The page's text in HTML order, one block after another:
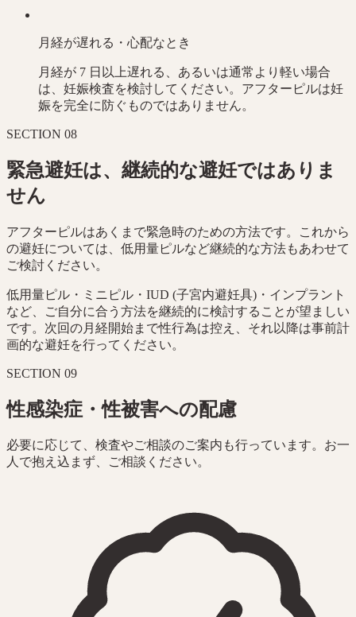
月経が遅れる・心配なとき
月経が 7 日以上遅れる、あるいは通常より軽い場合
は、妊娠検査を検討してください。アフターピルは妊
娠を完全に防ぐものではありません。
SECTION 08
緊急避妊は、継続的な避妊ではありま
せん
アフターピルはあくまで緊急時のための方法です。これから
の避妊については、低用量ピルなど継続的な方法もあわせて
ご検討ください。
低用量ピル・ミニピル・IUD (子宮内避妊具)・インプラント
など、ご自分に合う方法を継続的に検討することが望ましい
です。次回の月経開始まで性行為は控え、それ以降は事前計
画的な避妊を行ってください。
SECTION 09
性感染症・性被害への配慮
必要に応じて、検査やご相談のご案内も行っています。お一
人で抱え込まず、ご相談ください。